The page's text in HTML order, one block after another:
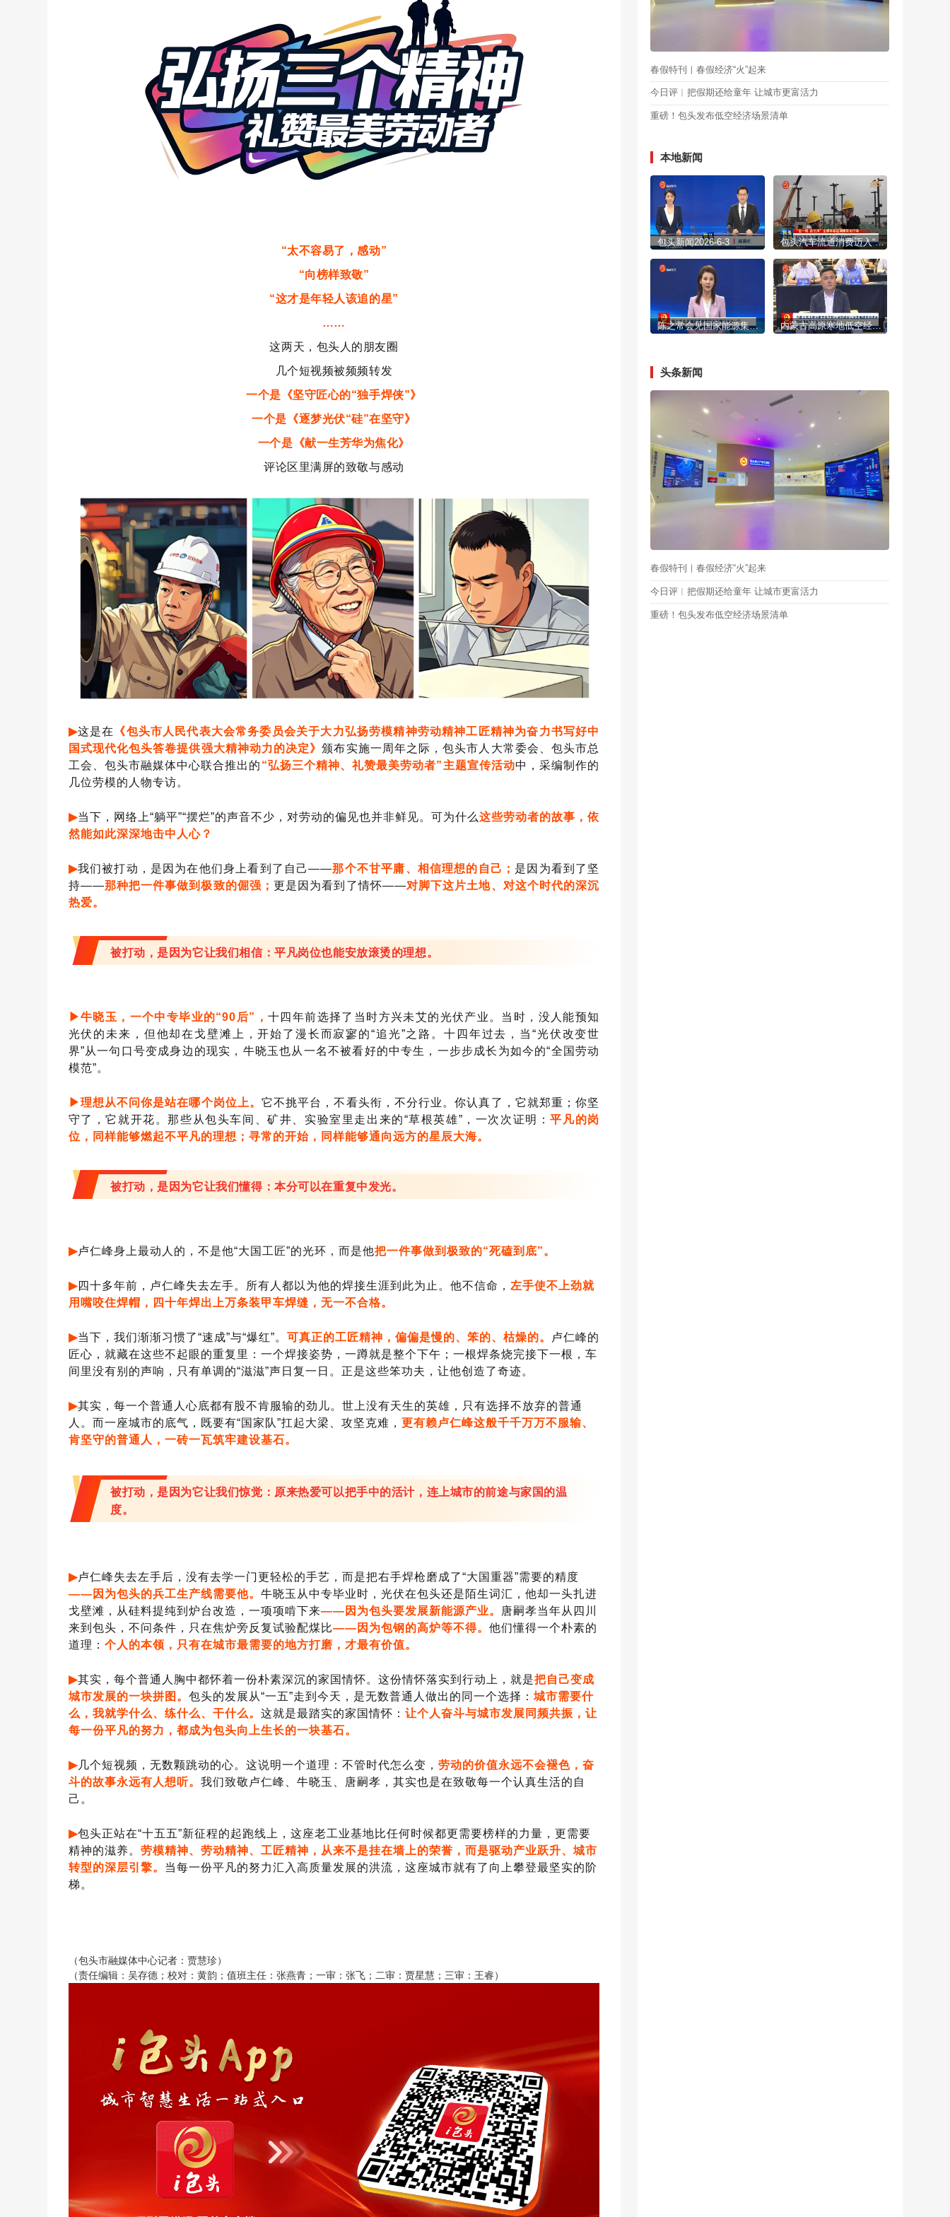
“太不容易了，感动”
“向榜样致敬”
“这才是年轻人该追的星”
……
这两天，包头人的朋友圈
几个短视频被频频转发
一个是《坚守匠心的“独手焊侠”》
一个是《逐梦光伏“硅”在坚守》
一个是《献一生芳华为焦化》
评论区里满屏的致敬与感动
▶这是在
《包头市人民代表大会常务委员会关于大力弘扬劳模精神劳动精神工匠精神为奋力书写好中
国式现代化包头答卷提供强大精神动力的决定》颁布实施一周年之际，包头市人大常委会、包头市总
工会、包头市融媒体中心联合推出的 “弘扬三个精神、礼赞最美劳动者” 主题宣传活动中，采编制作的
几位劳模的人物专访。
▶当下，网络上“躺平”“摆烂”的声音不少，对劳动的偏见也并非鲜见。可为什么这些劳动者的故事，依
然能如此深深地击中人心？
▶我们被打动，是因为在他们身上看到了自己——那个不甘平庸、相信理想的自己； 是因为看到了坚
持——那种把一件事做到极致的倔强； 更是因为看到了情怀——对脚下这片土地、对这个时代的深沉
热爱。
被打动，是因为它让我们相信：平凡岗位也能安放滚烫的理想。
▶牛晓玉，一个中专毕业的“90 后”， 十四年前选择了当时方兴未艾的光伏产业。当时，没人能预知
光伏的未来，但他却在戈壁滩上，开始了漫长而寂寥的“追光”之路。十四年过去，当“光伏改变世
界”从一句口号变成身边的现实，牛晓玉也从一名不被看好的中专生，一步步成长为如今的“全国劳动
模范”。
▶理想从不问你是站在哪个岗位上。 它不挑平台，不看头衔，不分行业。你认真了，它就郑重；你坚
守了，它就开花。那些从包头车间、矿井、实验室里走出来的“草根英雄”，一次次证明：平凡的岗
位，同样能够燃起不平凡的理想；寻常的开始，同样能够通向远方的星辰大海。
被打动，是因为它让我们懂得：本分可以在重复中发光。
▶卢仁峰身上最动人的，不是他“大国工匠”的光环，而是他把一件事做到极致的“死磕到底”。
▶四十多年前，卢仁峰失去左手。 所有人都以为他的焊接生涯到此为止。 他不信命， 左手使不上劲就
用嘴咬住焊帽，四十年焊出上万条装甲车焊缝，无一不合格。
▶当下，我们渐渐习惯了“速成”与“爆红”。 可真正的工匠精神，偏偏是慢的、笨的、枯燥的。
卢仁峰的
匠心，就藏在这些不起眼的重复里：一个焊接姿势，一蹲就是整个下午；一根焊条烧完接下一根，车
间里没有别的声响，只有单调的“滋滋”声日复一日。正是这些笨功夫，让他创造了奇迹。
▶其实，每一个普通人心底都有股不肯服输的劲儿。世上没有天生的英雄，只有选择不放弃的普通
人。而一座城市的底气，既要有“国家队”扛起大梁、攻坚克难， 更有赖卢仁峰这般千千万万不服输、
肯坚守的普通人，一砖一瓦筑牢建设基石。
被打动，是因为它让我们惊觉：原来热爱可以把手中的活计，连上城市的前途与家国的温
度。
▶卢仁峰失去左手后，没有去学一门更轻松的手艺，而是把右手焊枪磨成了“大国重器”需要的精度
——因为包头的兵工生产线需要他。 牛晓玉从中专毕业时，光伏在包头还是陌生词汇，他却一头扎进
戈壁滩，从硅料提纯到炉台改造，一项项啃下来——因为包头要发展新能源产业。
唐嗣孝当年从四川
来到包头，不问条件，只在焦炉旁反复试验配煤比——因为包钢的高炉等不得。 他们懂得一个朴素的
道理： 个人的本领，只有在城市最需要的地方打磨，才最有价值。
▶其实，每个普通人胸中都怀着一份朴素深沉的家国情怀。这份情怀落实到行动上，就是把自己变成
城市发展的一块拼图。 包头的发展从“一五”走到今天，是无数普通人做出的同一个选择： 城市需要什
么，我就学什么、练什么、干什么。 这就是最踏实的家国情怀： 让个人奋斗与城市发展同频共振，让
每一份平凡的努力，都成为包头向上生长的一块基石。
▶几个短视频，无数颗跳动的心。这说明一个道理：不管时代怎么变， 劳动的价值永远不会褪色，奋
斗的故事永远有人想听。 我们致敬卢仁峰、牛晓玉、唐嗣孝，其实也是在致敬每一个认真生活的自
己。
▶包头正站在“十五五”新征程的起跑线上，这座老工业基地比任何时候都更需要榜样的力量，更需要
精神的滋养。 劳模精神、劳动精神、工匠精神，从来不是挂在墙上的荣誉，而是驱动产业跃升、城市
转型的深层引擎。 当每一份平凡的努力汇入高质量发展的洪流，这座城市就有了向上攀登最坚实的阶
梯。
（包头市融媒体中心记者：贾慧珍）
（责任编辑：吴存德；校对：黄韵；值班主任：张燕青；一审：张飞；二审：贾星慧；三审：王睿）
春假特刊｜春假经济“火”起来
今日评︱把假期还给童年 让城市更富活力
重磅！包头发布低空经济场景清单
本地新闻
包头新闻2026-6-3 包头汽车流通消费迈入“融合时代”
陈之常会见国家能源集团总经理冯来法一行 内蒙古高原寒地低空经济超大场景综合试验基地建设推进会暨应用场景发布会在包头举行
头条新闻
春假特刊｜春假经济“火”起来
今日评︱把假期还给童年 让城市更富活力
重磅！包头发布低空经济场景清单